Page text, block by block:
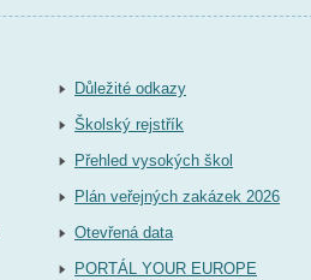
Důležité odkazy
Školský rejstřík
Přehled vysokých škol
Plán veřejných zakázek 2026
Otevřená data
PORTÁL YOUR EUROPE